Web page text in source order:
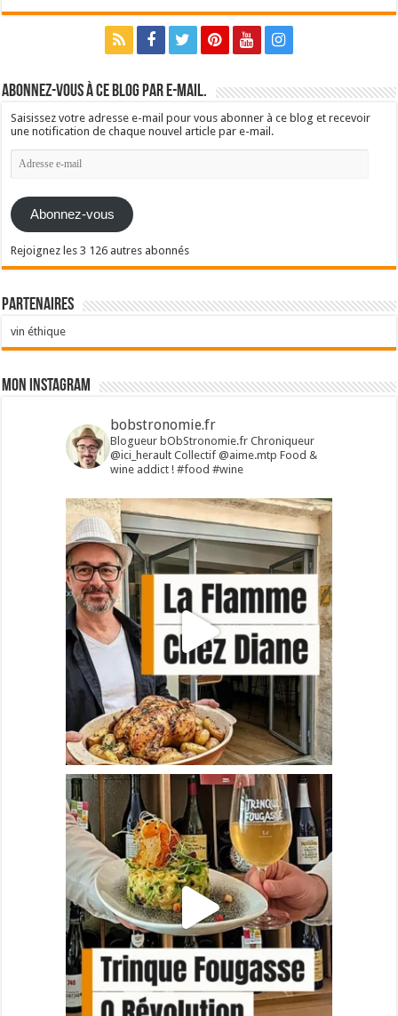
Abonnez-vous à ce blog par e-mail.
Saisissez votre adresse e-mail pour vous abonner à ce blog et recevoir
une notification de chaque nouvel article par e-mail.
Adresse
e-
Abonnez-vous
Rejoignez les 3 126 autres abonnés
Partenaires
vin éthique
Mon Instagram
bobstronomie.fr
Blogueur bObStronomie.fr Chroniqueur
@ici_heraultCollectif @aime.mtp Food &
wine addict !#food #wine